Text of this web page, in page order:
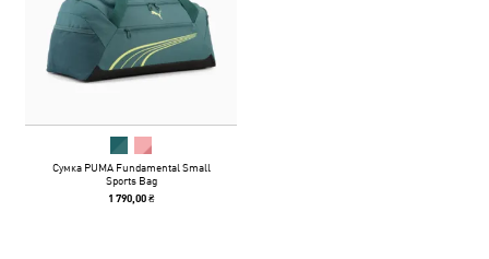
Сумка PUMA Fundamental Small
Sports Bag
1 790,00 ₴